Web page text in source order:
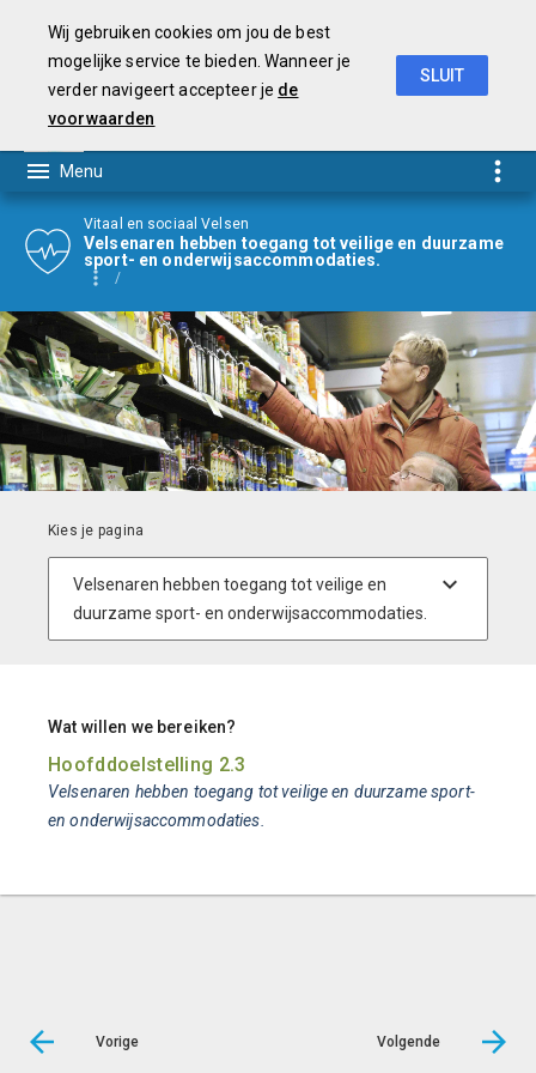
Vitaal en sociaal Velsen
Velsenaren hebben toegang tot veilige en duurzame
sport- en onderwijsaccommodaties.
Wat willen we bereiken?
Hoofddoelstelling 2.3
Velsenaren hebben toegang tot veilige en duurzame sport-
en onderwijsaccommodaties.
Vorige Volgende
Wij gebruiken cookies om jou de best
mogelijke service te bieden. Wanneer je
verder navigeert accepteer je de
voorwaarden
SLUIT